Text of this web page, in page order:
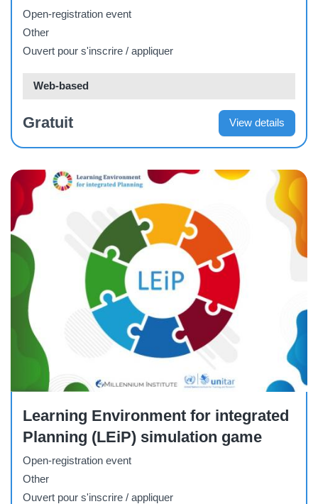
Open-registration event
Other
Ouvert pour s'inscrire / appliquer
Web-based
Gratuit View details
Learning Environment for integrated
Planning (LEiP) simulation game
Open-registration event
Other
Ouvert pour s'inscrire / appliquer